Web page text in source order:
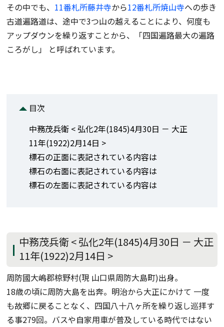
その中でも、 11番札所藤井寺から12番札所焼山寺への歩き
古道遍路道は、途中で3つ山の越えることにより、何度も
アップダウンを繰り返すことから、「四国遍路最大の遍路
ころがし」 と呼ばれています。
目次
中務茂兵衛 < 弘化2年(1845)4月30日 － 大正
11年(1922)2月14日 >
標石の正面に表記されている内容は
標石の右面に表記されている内容は
標石の左面に表記されている内容は
中務茂兵衛 < 弘化2年(1845)4月30日 － 大正
11年(1922)2月14日 >
周防國大嶋郡椋野村(現 山口県周防大島町)出身。
18歳の頃に周防大島を出奔。明治から大正にかけて 一度
も故郷に戻ることなく、四国八十八ヶ所を繰り返し巡拝す
る事279回。バスや自家用車が普及している時代ではない